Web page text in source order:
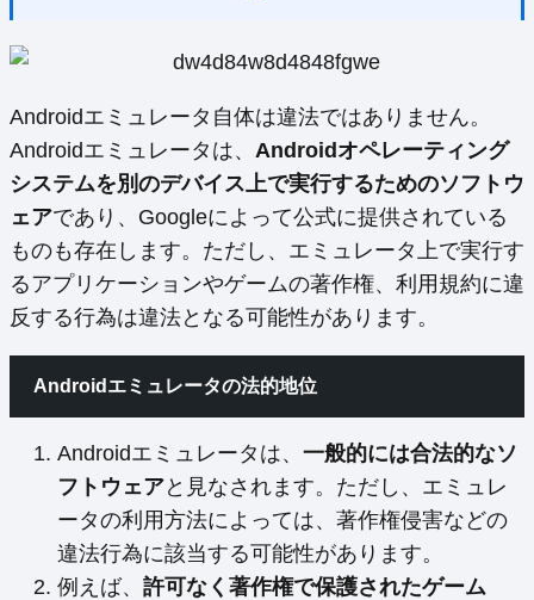
Androidエミュレータ自体は違法ではありません。
Androidエミュレータは、 Androidオペレーティング
システムを別のデバイス上で実行するためのソフトウ
ェアであり、Googleによって公式に提供されている
ものも存在します。ただし、エミュレータ上で実行す
るアプリケーションやゲームの著作権、利用規約に違
反する行為は違法となる可能性があります。
Androidエミュレータの法的地位
Androidエミュレータは、 一般的には合法的なソ
フトウェアと見なされます。ただし、エミュレ
ータの利用方法によっては、著作権侵害などの
違法行為に該当する可能性があります。
例えば、 許可なく著作権で保護されたゲーム